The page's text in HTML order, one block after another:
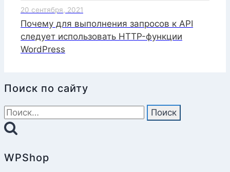
20 сентября, 2021
Почему для выполнения запросов к API
следует использовать HTTP-функции
WordPress
Поиск по сайту
Найти:
WPShop